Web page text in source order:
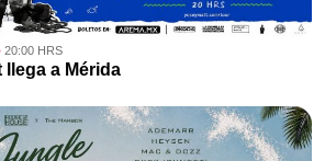
20:00 HRS
llega a Mérida